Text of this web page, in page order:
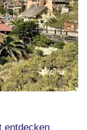
entdecken